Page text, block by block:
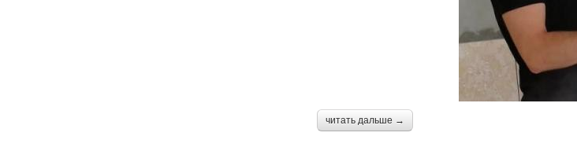
читать дальше →